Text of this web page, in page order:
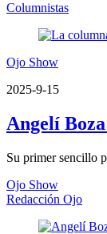
Columnistas
Ojo Show
2025-9-15
Angelí
Su primer sencillo
Ojo Show
Redacción Ojo